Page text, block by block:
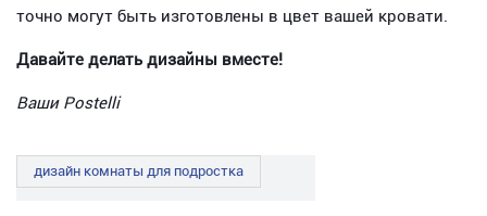
точно могут быть изготовлены в цвет вашей кровати.
Давайте делать дизайны вместе!
Ваши Postelli
дизайн комнаты для подростка